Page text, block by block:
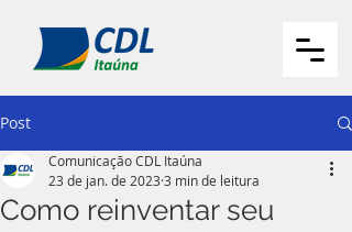
Post
Como reinventar seu
Comunicação CDL Itaúna
23 de jan. de 2023 3 min de leitura